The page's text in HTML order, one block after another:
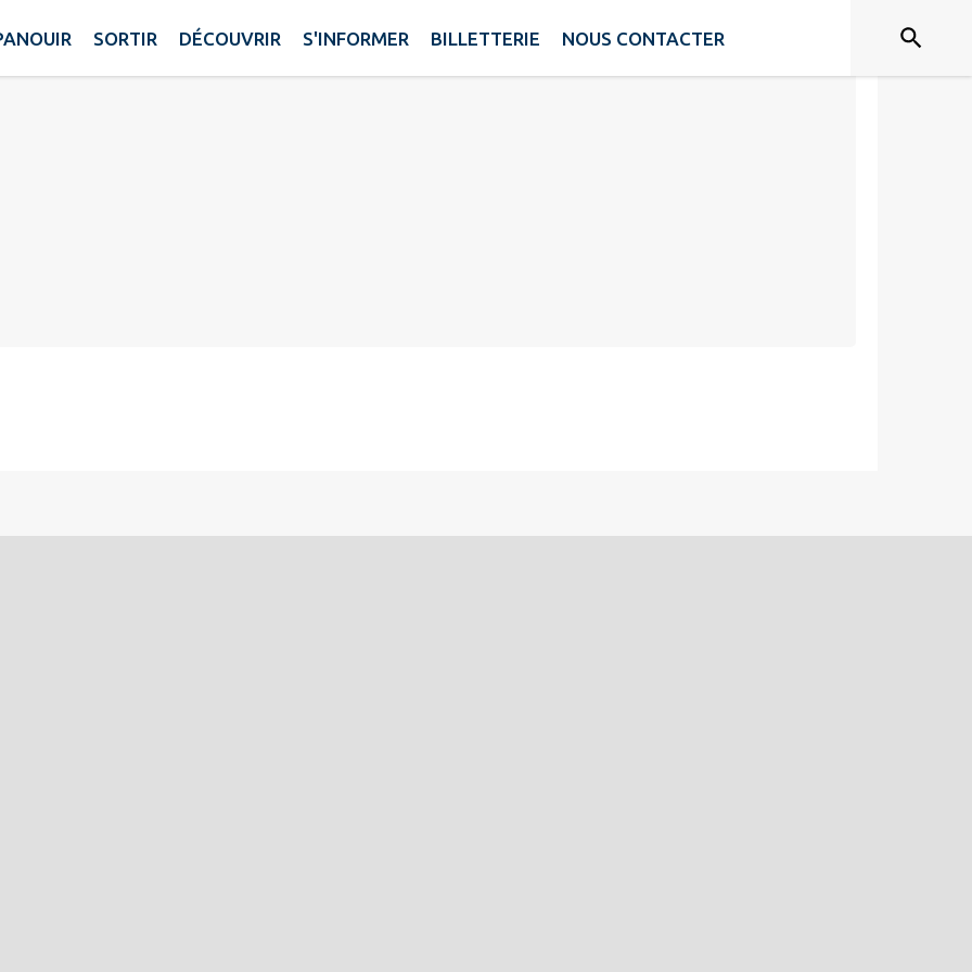
SORTIR DÉCOUVRIR S'INFORMER BILLETTERIE NOUS CONTACTER